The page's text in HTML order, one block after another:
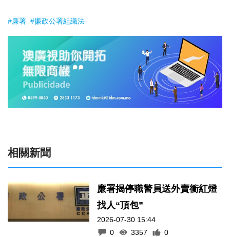
#廉署 #廉政公署組織法
相關新聞
廉署揭停職警員送外賣衝紅燈
找人“頂包”
2026-07-30 15:44
0
3357 0